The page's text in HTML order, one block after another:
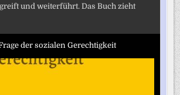
und weiterführt. Das Buch zieht
der sozialen Gerechtigkeit